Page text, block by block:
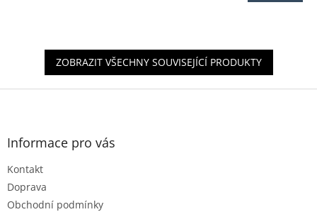
hvězdiček.
ZOBRAZIT VŠECHNY SOUVISEJÍCÍ PRODUKTY
Z
Informace pro vás
Kontakt
Doprava
Obchodní podmínky